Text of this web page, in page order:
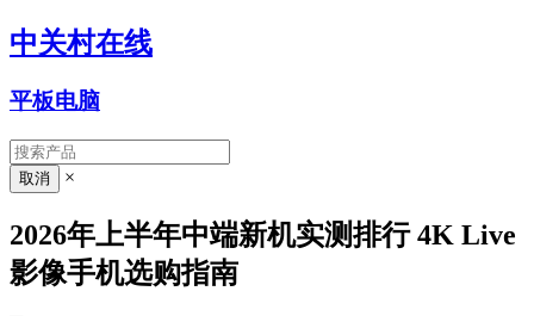
中关村在线
平板电脑
×
2026年上半年中端新机实测排行 4K Live
影像手机选购指南